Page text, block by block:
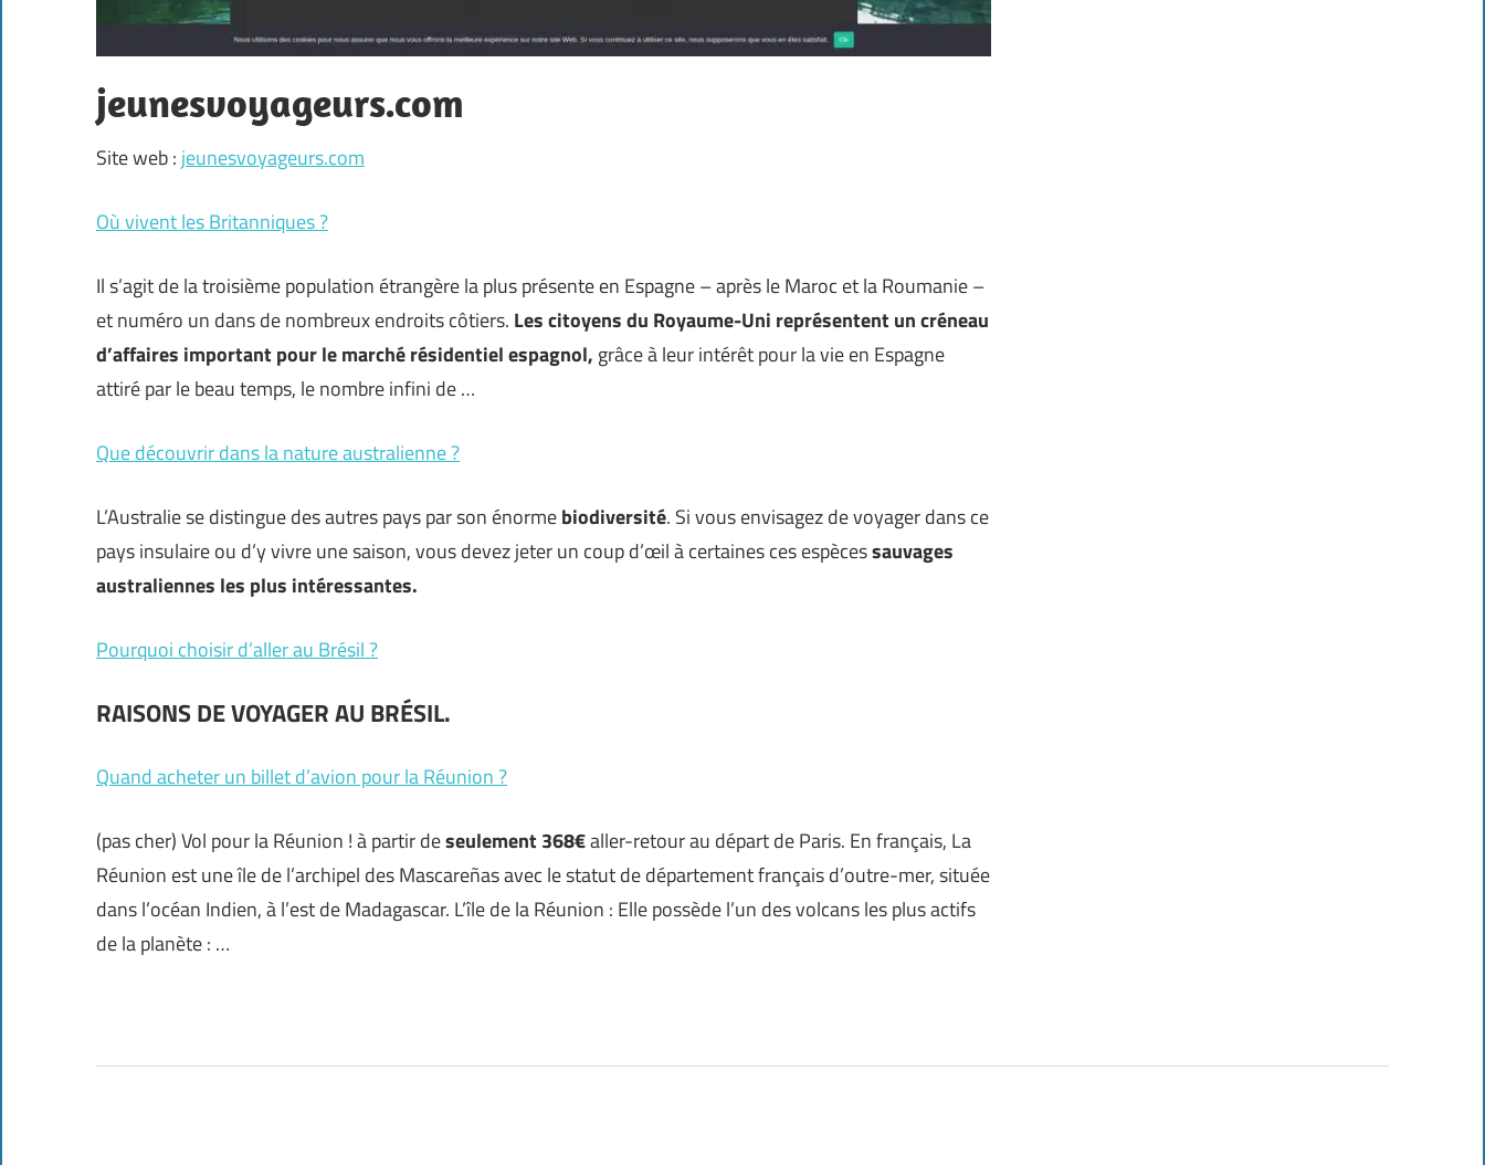
jeunesvoyageurs.com
Site web : jeunesvoyageurs.com
Où vivent les Britanniques ?
Il s’agit de la troisième population étrangère la plus présente en Espagne – après le Maroc et la Roumanie –
et numéro un dans de nombreux endroits côtiers. Les citoyens du Royaume-Uni représentent un créneau
d’affaires important pour le marché résidentiel espagnol, grâce à leur intérêt pour la vie en Espagne
attiré par le beau temps, le nombre infini de …
Que découvrir dans la nature australienne ?
L’Australie se distingue des autres pays par son énormebiodiversité. Si vous envisagez de voyager dans ce
pays insulaire ou d’y vivre une saison, vous devez jeter un coup d’œil à certaines ces espècessauvages
australiennes les plus intéressantes.
Pourquoi choisir d’aller au Brésil ?
RAISONS DE VOYAGER AU BRÉSIL.
Quand acheter un billet d’avion pour la Réunion ?
(pas cher) Vol pour la Réunion ! à partir deseulement 368€aller-retour au départ de Paris. En français, La
Réunion est une île de l’archipel des Mascareñas avec le statut de département français d’outre-mer, située
dans l’océan Indien, à l’est de Madagascar. L’île de la Réunion : Elle possède l’un des volcans les plus actifs
de la planète : …